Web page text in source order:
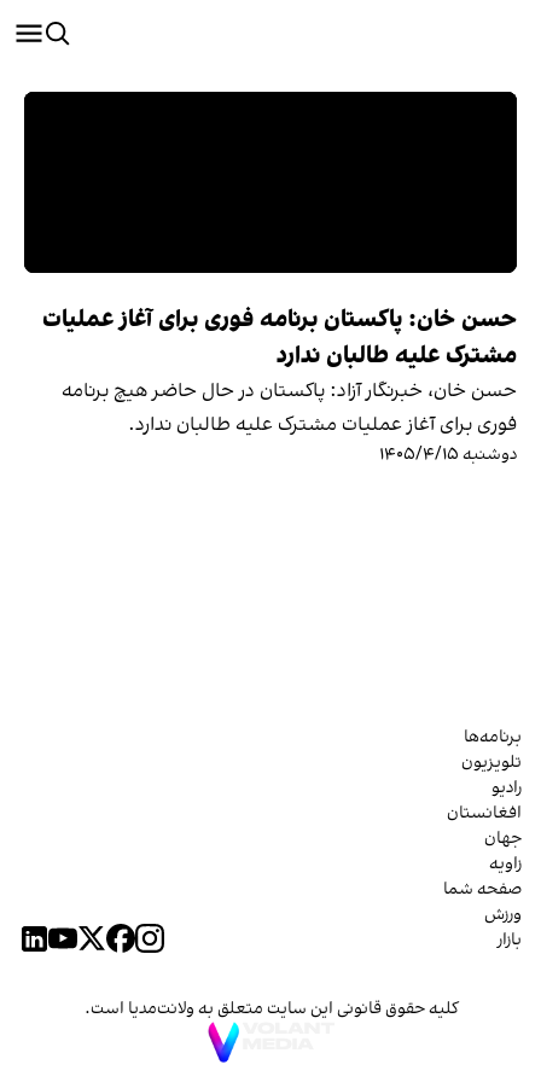
حسن خان: پاکستان برنامه فوری برای آغاز عملیات
مشترک علیه طالبان ندارد
حسن خان، خبرنگار آزاد: پاکستان در حال حاضر هیچ برنامه
فوری برای آغاز عملیات مشترک علیه طالبان ندارد.
دوشنبه ۱۴۰۵/۴/۱۵
برنامه‌ها
تلویزیون
رادیو
افغانستان
جهان
زاویه
صفحه شما
ورزش
بازار
کلیه حقوق قانونی این سایت متعلق به ولانت‌مدیا است.